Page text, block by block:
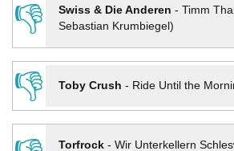
👎
Swiss & Die Anderen - Timm
Sebastian Krumbiegel)
👎
Toby Crush - Ride Until the
Torfrock- Wir Unterkellern